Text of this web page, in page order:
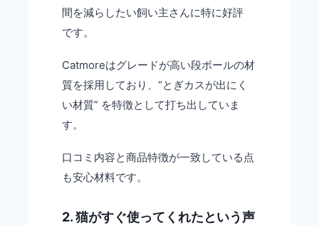
間を減らしたい飼い主さんに特に好評
です。
Catmoreはグレードが高い段ボールの材
質を採用しており、“とぎカスが出にく
い材質” を特徴として打ち出していま
す。
口コミ内容と商品特徴が一致している点
も安心材料です。
2. 猫がすぐ使ってくれたという声